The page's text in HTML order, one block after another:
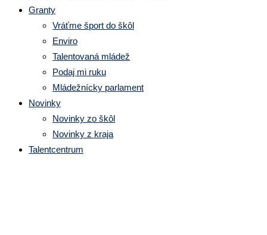
Granty
Vráťme šport do škôl
Enviro
Talentovaná mládež
Podaj mi ruku
Mládežnícky parlament
Novinky
Novinky zo škôl
Novinky z kraja
Talentcentrum